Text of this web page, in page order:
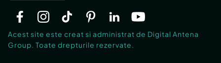
Acest site este creat si administrat de Digital Antena
Group. Toate drepturile rezervate.